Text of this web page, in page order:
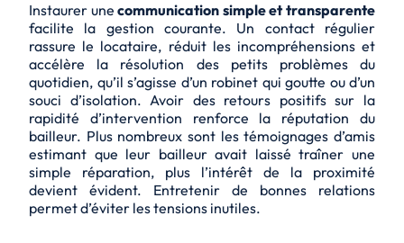
Instaurer unecommunication simple et transparente
facilite la gestion courante. Un contact régulier
rassure le locataire, réduit les incompréhensions et
accélère la résolution des petits problèmes du
quotidien, qu’il s’agisse d’un robinet qui goutte ou d’un
souci d’isolation. Avoir des retours positifs sur la
rapidité d’intervention renforce la réputation du
bailleur. Plus nombreux sont les témoignages d’amis
estimant que leur bailleur avait laissé traîner une
simple réparation, plus l’intérêt de la proximité
devient évident. Entretenir de bonnes relations
permet d’éviter les tensions inutiles.